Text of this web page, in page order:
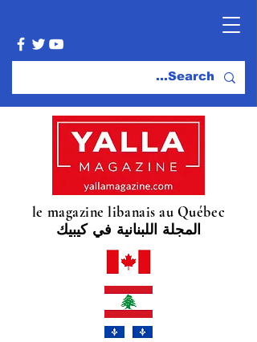
le magazine libanais au Québec
المجلة اللبنانية في كيبيك